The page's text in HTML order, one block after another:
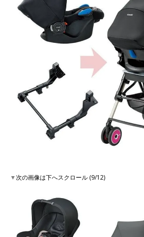
▼次の画像は下へスクロール (9/12)